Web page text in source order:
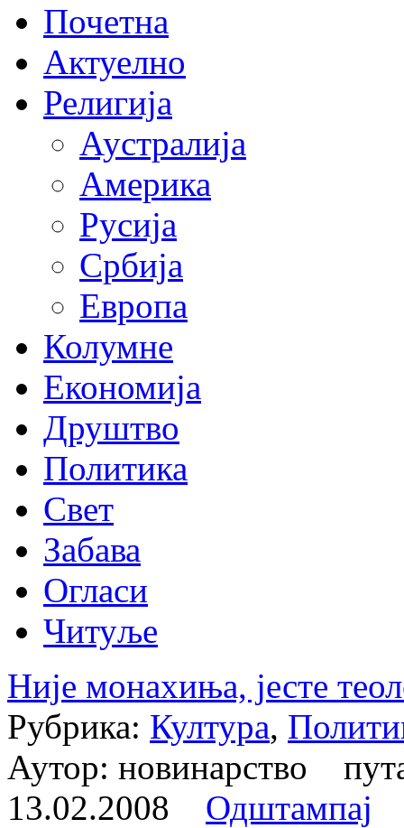
Почетна
Актуелно
Религија
Аустралија
Америка
Русија
Србија
Европа
Колумне
Економија
Друштво
Политика
Свет
Забава
Огласи
Читуље
Није монахиња, јесте
Рубрика: Култура,
Аутор: новинарство
13.02.2008
Одштампај